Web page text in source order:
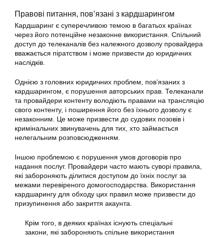
Правові питання, пов’язані з кардшарингом
Кардшаринг є суперечливою темою в багатьох країнах
через його потенційне незаконне використання. Спільний
доступ до телеканалів без належного дозволу провайдера
вважається піратством і може призвести до юридичних
наслідків.
Однією з головних юридичних проблем, пов’язаних з
кардшарингом, є порушення авторських прав. Телеканали
та провайдери контенту володіють правами на трансляцію
свого контенту, і поширення його без їхнього дозволу є
незаконним. Це може призвести до судових позовів і
кримінальних звинувачень для тих, хто займається
нелегальним розповсюдженням.
Іншою проблемою є порушення умов договорів про
надання послуг. Провайдери часто мають суворі правила,
які забороняють ділитися доступом до їхніх послуг за
межами перевіреного домогосподарства. Використання
кардшарингу для обходу цих правил може призвести до
призупинення або закриття акаунта.
Крім того, в деяких країнах існують спеціальні
закони, які забороняють спільне використання